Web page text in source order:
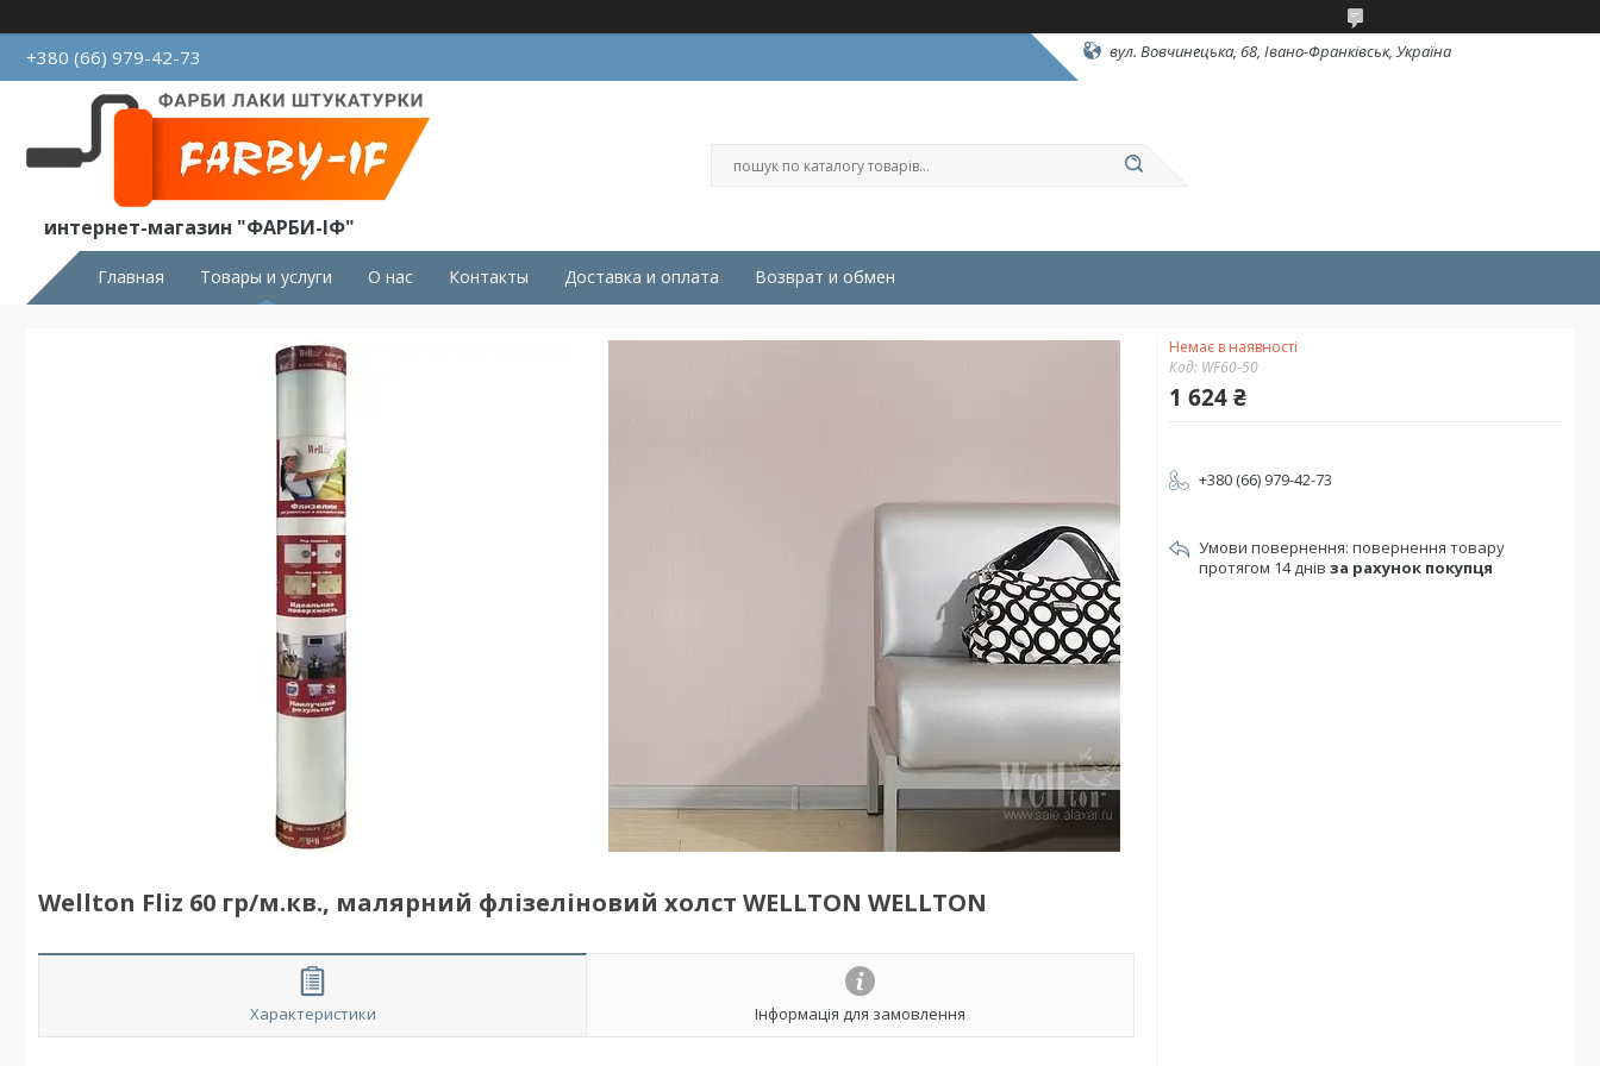
+380 (66) 979-42-73 вул. Вовчинецька, 68, Івано-Франківськ, Україна
интернет-магазин "ФАРБИ-ІФ"
Главная Товары и услуги О нас Контакты Доставка и оплата Возврат и обмен
Wellton Fliz 60 гр/м.кв., малярний флізеліновий холст WELLTON WELLTON
Характеристики Інформація для замовлення
Немає в наявності
Код: WF60-50
1 624 ₴
+380 (66) 979-42-73
повернення товару
протягом 14 днів за рахунок покупця